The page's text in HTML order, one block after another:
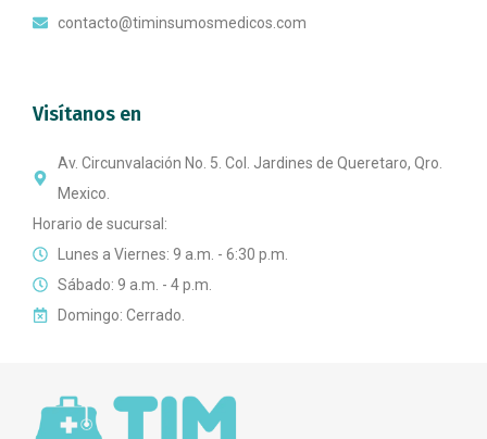
contacto@timinsumosmedicos.com
Visítanos en
Av. Circunvalación No. 5. Col. Jardines de Queretaro, Qro.
Mexico.
Horario de sucursal:
Lunes a Viernes: 9 a.m. - 6:30 p.m.
Sábado: 9 a.m. - 4 p.m.
Domingo: Cerrado.